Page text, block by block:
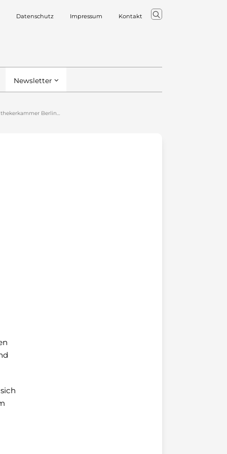
Datenschutz Impressum Kontakt
Newsletter
Berlin…